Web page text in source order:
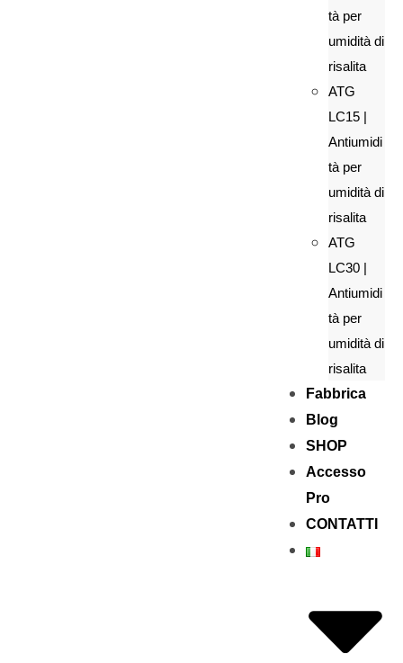
tà per
umidità di
risalita
ATG
LC15 |
Antiumidi
tà per
umidità di
risalita
ATG
LC30 |
Antiumidi
tà per
umidità di
risalita
Fabbrica
Blog
SHOP
Accesso
Pro
CONTATTI